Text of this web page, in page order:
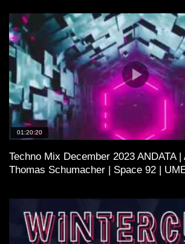
01:20:20
Techno Mix December 2023 ANDATA |
Thomas Schumacher | Space 92 |